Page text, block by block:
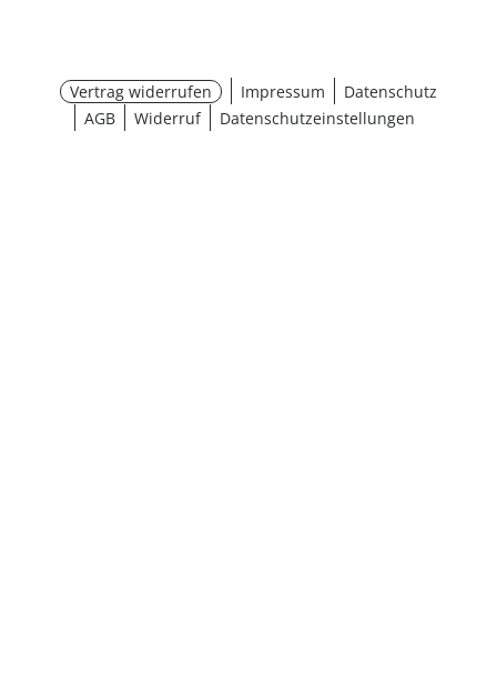
Vertrag widerrufen Impressum
Datenschutz
AGB
Widerruf Datenschutzeinstellungen